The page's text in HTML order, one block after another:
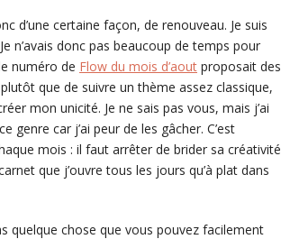
d’une certaine façon, de renouveau. Je suis
n’avais donc pas beaucoup de temps pour
numéro de Flow du mois d’aout proposait des
que de suivre un thème assez classique,
mon unicité. Je ne sais pas vous, mais j’ai
car j’ai peur de les gâcher. C’est
mois : il faut arrêter de brider sa créativité
que j’ouvre tous les jours qu’à plat dans
quelque chose que vous pouvez facilement